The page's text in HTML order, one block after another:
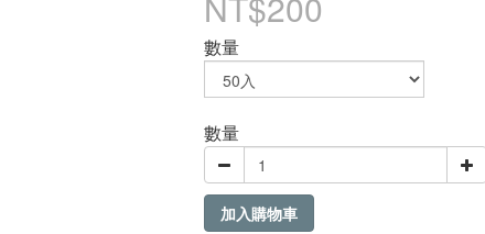
數量
數量
加入購物車